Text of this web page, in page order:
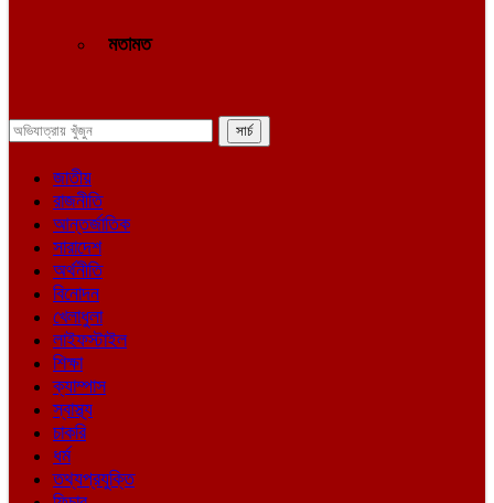
মতামত
জাতীয়
রাজনীতি
আন্তর্জাতিক
সারাদেশ
অর্থনীতি
বিনোদন
খেলাধুলা
লাইফস্টাইল
শিক্ষা
ক্যাম্পাস
স্বাস্থ্য
চাকরি
ধর্ম
তথ্যপ্রযুক্তি